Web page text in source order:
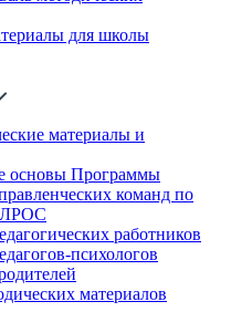
для школы
материалы и
основы Программы
команд по
ЛРОС
работников
психологов
материалов